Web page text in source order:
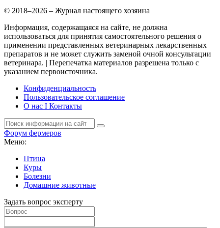
© 2018–2026 – Журнал настоящего хозяина
Информация, содержащаяся на сайте, не должна
использоваться для принятия самостоятельного решения о
применении представленных ветеринарных лекарственных
препаратов и не может служить заменой очной консультации
ветеринара. | Перепечатка материалов разрешена только с
указанием первоисточника.
Конфиденциальность
Пользовательское соглашение
О нас I Контакты
Форум фермеров
Меню:
Птица
Куры
Болезни
Домашние животные
Задать вопрос эксперту